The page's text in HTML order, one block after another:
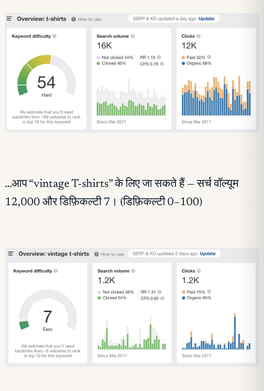
…आप “vintage T-shirts” के लिए जा सकते हैं — सर्च वॉल्यूम
12,000 और डिफ़िकल्टी 7। (डिफ़िकल्टी 0–100)